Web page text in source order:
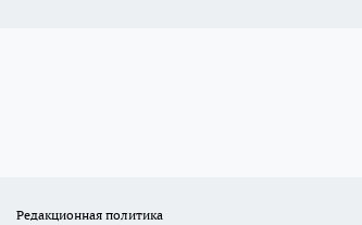
Редакционная политика